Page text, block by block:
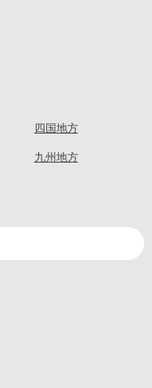
四国地方
九州地方